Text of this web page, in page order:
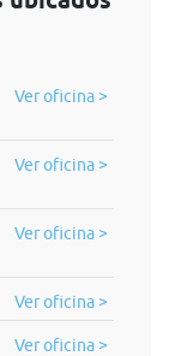
Ver oficina >
Ver oficina >
Ver oficina >
Ver oficina >
Ver oficina >